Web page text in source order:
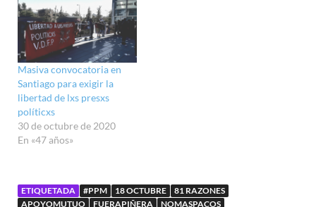
Masiva convocatoria en
Santiago para exigir la
libertad de lxs presxs
políticxs
30 de octubre de 2020
En «47 años»
ETIQUETADA #PPM 18 OCTUBRE
81 RAZONES
APOYOMUTUO
FUERAPIÑERA
NOMASPACOS